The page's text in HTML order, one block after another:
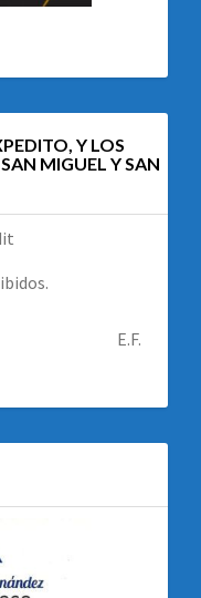
Y LOS
MIGUEL Y SAN
E.F.